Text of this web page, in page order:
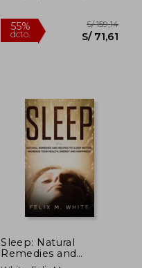
55%
dcto.
Sleep: Natural
Remedies and
Recipes to Sleep